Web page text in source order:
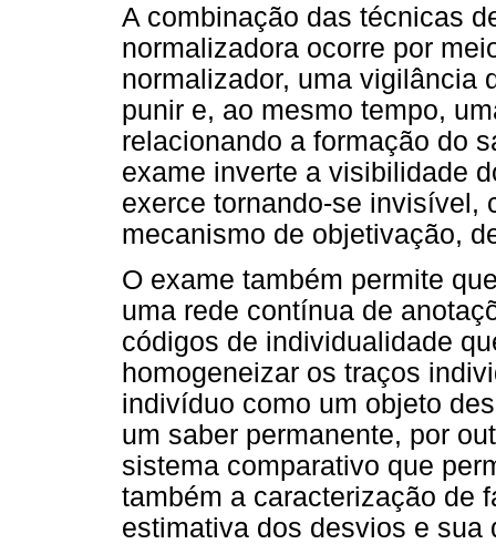
A combinação das técnicas
normalizadora ocorre por
normalizador, uma vigilância
punir e, ao mesmo tempo,
relacionando a formação do
exame inverte a visibilidade
exerce tornando-se invisível,
mecanismo de objetivação,
O exame também permite
uma rede contínua de
códigos de individualidade
homogeneizar os traços
indivíduo como um objeto
um saber permanente, por
sistema comparativo que
também a caracterização de
estimativa dos desvios e